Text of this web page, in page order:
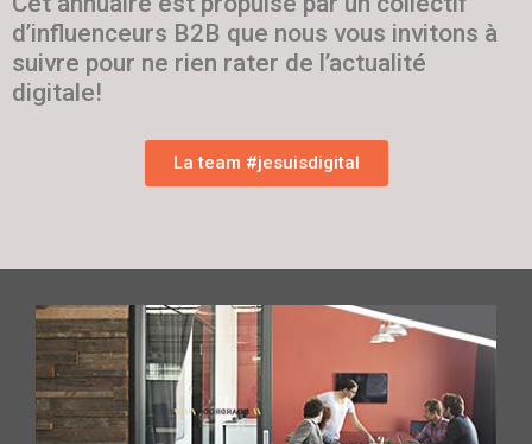
d’influenceurs B2B que nous vous invitons à
suivre pour ne rien rater de l’actualité
digitale!
La team #jesuisdigital